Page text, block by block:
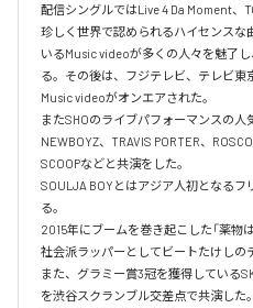
配信シングルではLive 4 Da Moment、
珍しく世界で認められるハイセンスな
いるMusic videoが多くの人々を魅了
る。その後は、フジテレビ、テレビ東
Music videoがオンエアされた。
またSHOのライブパフォーマンスの人
NEWBOYZ、TRAVIS PORTER、
SCOOPなどと共演をした。
SOULJA BOYとはアジア人初となる
る。
2015年にブームを巻き起こした「薬物
社会派ラッパーとしてビートたけしの
また、グラミー賞3冠を獲得している
を渋谷スクランブル交差点で共演した